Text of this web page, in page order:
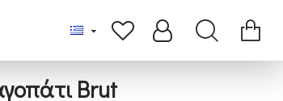
Brut